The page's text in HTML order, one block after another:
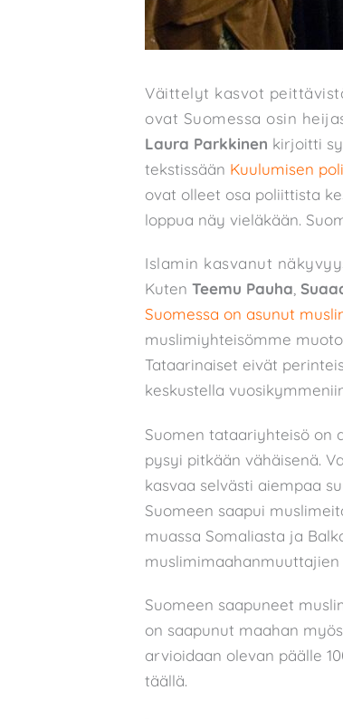
Väittelyt kasvot
ovat Suomessa osin
Laura Parkkinen kirjoitti
tekstissään Kuulumisen
ovat olleet osa poliittista
loppua näy vieläkään.
Islamin kasvanut
Kuten Teemu Pauha,
Suomessa on asunut
muslimiyhteisömme
Tataarinaiset eivät
keskustella
Suomen tataariyhteisö on
pysyi pitkään vähäisenä.
kasvaa selvästi aiempaa
Suomeen saapui
muassa Somaliasta ja
Suomeen saapuneet
on saapunut maahan
arvioidaan olevan päälle
täällä.